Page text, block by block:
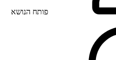
פותח הנושא